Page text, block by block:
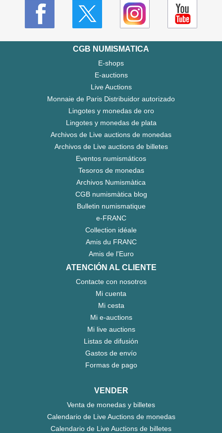
CGB NUMISMATICA
E-shops
E-auctions
Live Auctions
Monnaie de Paris Distribuidor autorizado
Lingotes y monedas de oro
Lingotes y monedas de plata
Archivos de Live auctions de monedas
Archivos de Live auctions de billetes
Eventos numismáticos
Tesoros de monedas
Archivos Numismàtica
CGB numismàtica blog
Bulletin numismatique
e-FRANC
Collection idéale
Amis du FRANC
Amis de l'Euro
ATENCIÓN AL CLIENTE
Contacte con nosotros
Mi cuenta
Mi cesta
Mi e-auctions
Mi live auctions
Listas de difusión
Gastos de envío
Formas de pago
VENDER
Venta de monedas y billetes
Calendario de Live Auctions de monedas
Calendario de Live Auctions de billetes